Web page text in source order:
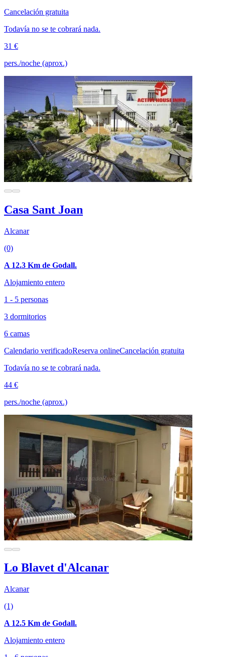
Cancelación gratuita
Todavía no se te cobrará nada.
31 €
pers./noche (aprox.)
Casa Sant Joan
Alcanar
(0)
A 12.3 Km de Godall.
Alojamiento entero
1 - 5 personas
3 dormitorios
6 camas
Calendario verificadoReserva onlineCancelación gratuita
Todavía no se te cobrará nada.
44 €
pers./noche (aprox.)
Lo Blavet d'Alcanar
Alcanar
(1)
A 12.5 Km de Godall.
Alojamiento entero